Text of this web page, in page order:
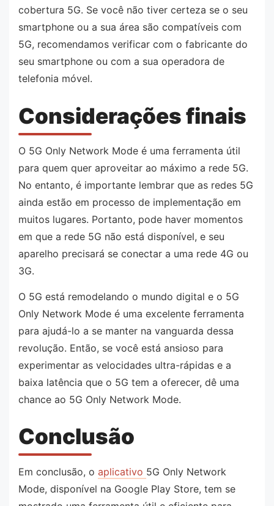
cobertura 5G. Se você não tiver certeza se o seu
smartphone ou a sua área são compatíveis com
5G, recomendamos verificar com o fabricante do
seu smartphone ou com a sua operadora de
telefonia móvel.
Considerações finais
O 5G Only Network Mode é uma ferramenta útil
para quem quer aproveitar ao máximo a rede 5G.
No entanto, é importante lembrar que as redes 5G
ainda estão em processo de implementação em
muitos lugares. Portanto, pode haver momentos
em que a rede 5G não está disponível, e seu
aparelho precisará se conectar a uma rede 4G ou
3G.
O 5G está remodelando o mundo digital e o 5G
Only Network Mode é uma excelente ferramenta
para ajudá-lo a se manter na vanguarda dessa
revolução. Então, se você está ansioso para
experimentar as velocidades ultra-rápidas e a
baixa latência que o 5G tem a oferecer, dê uma
chance ao 5G Only Network Mode.
Conclusão
Em conclusão, o aplicativo 5G Only Network
Mode, disponível na Google Play Store, tem se